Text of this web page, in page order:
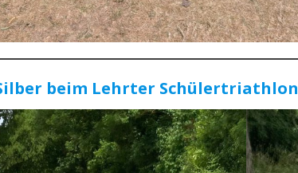
beim Lehrter Schülertriathlon